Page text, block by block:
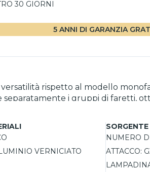
30 GIORNI
5 ANNI DI GARANZIA
rispetto al modello
separatamente i gruppi di faretti,
dove la personalizzazione
da massimo 10W (non
un'illuminazione altamente
Realizzato in alluminio verniciato
soggiorni, corridoi, cucine e
VERNICIATO
NUMERO
ATTACCO: